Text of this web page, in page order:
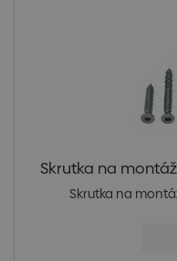
Skrutka na
Skrutka na